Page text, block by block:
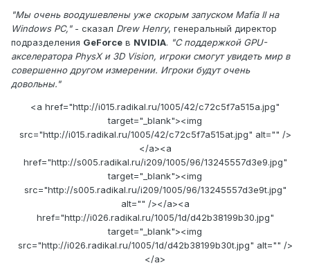
"Мы очень воодушевлены уже скорым запуском Mafia II на
Windows PC,"- сказал Drew Henry, генеральный директор
подразделения GeForce в NVIDIA. "С поддержкой GPU-
акселератора PhysX и 3D Vision, игроки смогут увидеть мир в
совершенно другом измерении. Игроки будут очень
довольны."
<a href="http://i015.radikal.ru/1005/42/c72c5f7a515a.jpg"
target="_blank"><img
src="http://i015.radikal.ru/1005/42/c72c5f7a515at.jpg" alt="" />
</a><a
href="http://s005.radikal.ru/i209/1005/96/13245557d3e9.jpg"
target="_blank"><img
src="http://s005.radikal.ru/i209/1005/96/13245557d3e9t.jpg"
alt="" /></a><a
href="http://i026.radikal.ru/1005/1d/d42b38199b30.jpg"
target="_blank"><img
src="http://i026.radikal.ru/1005/1d/d42b38199b30t.jpg" alt="" />
</a>